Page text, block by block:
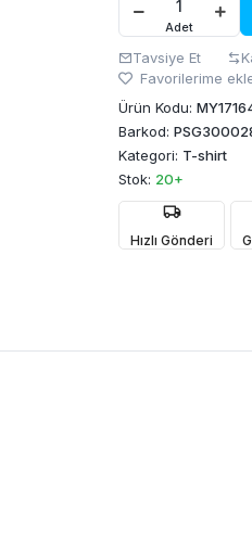
Adet
Tavsiye Et
Favorilerime
Ürün Kodu:
Barkod:
Kategori: T-shirt
Stok: 20+
Hızlı Gönderi